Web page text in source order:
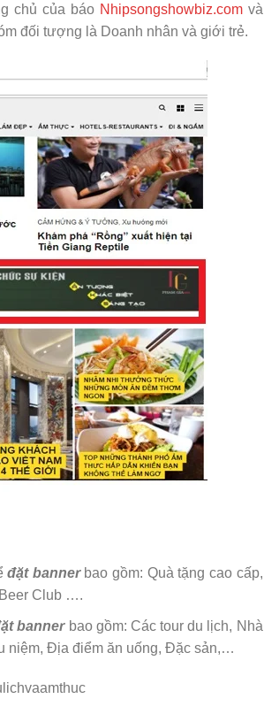
chủ của báo Nhipsongshowbiz.comvà
đối tượng là Doanh nhân và giới trẻ.
đặt bannerbao gồm: Quà tặng cao cấp,
Club ….
bannerbao gồm: Các tour du lịch, Nhà
niệm, Địa điểm ăn uống, Đặc sản,…